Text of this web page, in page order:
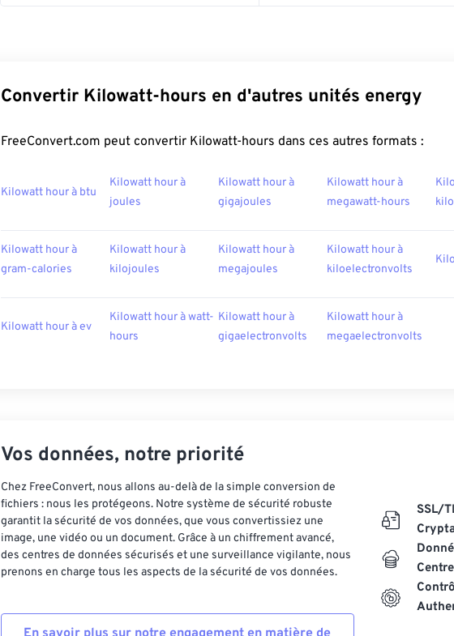
Convertir Kilowatt-hours en d'autres unités energy
FreeConvert.com peut convertir Kilowatt-hours dans ces autres formats :
Kilowatt hour à btu
Kilowatt hour à
joules
Kilowatt hour à
gigajoules
Kilowatt hour à
megawatt-hours
Kilowatt hour à
gram-calories
Kilowatt hour à
kilojoules
Kilowatt hour à
megajoules
Kilowatt hour à
kiloelectronvolts
Kilowatt hour à ev
Kilowatt hour à watt-
hours
Kilowatt hour à
gigaelectronvolts
Kilowatt hour à
megaelectronvolts
Vos données, notre priorité
Chez FreeConvert, nous allons au-delà de la simple conversion de
fichiers : nous les protégeons. Notre système de sécurité robuste
garantit la sécurité de vos données, que vous convertissiez une
image, une vidéo ou un document. Grâce à un chiffrement avancé,
des centres de données sécurisés et une surveillance vigilante, nous
prenons en charge tous les aspects de la sécurité de vos données.
SSL/